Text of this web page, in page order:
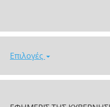
Επιλογές